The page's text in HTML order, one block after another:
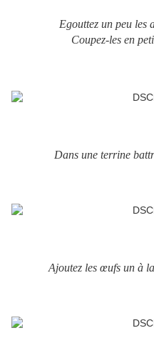
Egouttez un peu les
Coupez-les en
Dans une terrine
Ajoutez les œufs un à